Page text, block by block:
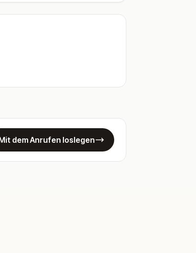
dem Anrufen loslegen